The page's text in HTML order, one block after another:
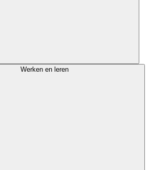
Werken en leren